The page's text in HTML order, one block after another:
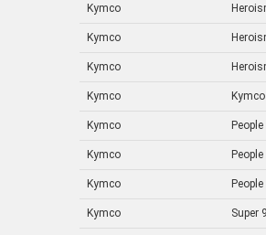
Kymco
Kymco
Kymco
Kymco Kymco
Kymco People
Kymco People
Kymco People
Kymco Super